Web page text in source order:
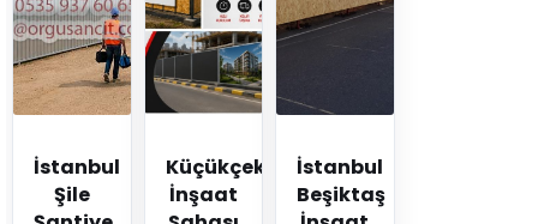
İstanbul
Şile
Küçükçekmece
İnşaat
İstanbul
Beşiktaş